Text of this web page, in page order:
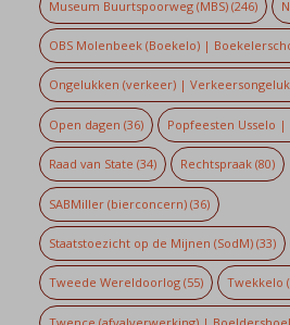
Museum Buurtspoorweg (MBS)(246)
OBS Molenbeek (Boekelo) |
Ongelukken (verkeer) |
Open dagen (36) Popfeesten Usselo
Raad van State (34) Rechtspraak (80)
SABMiller (bierconcern)(36)
Staatstoezicht op de Mijnen (SodM)(33)
Tweede Wereldoorlog(55) Twekkelo